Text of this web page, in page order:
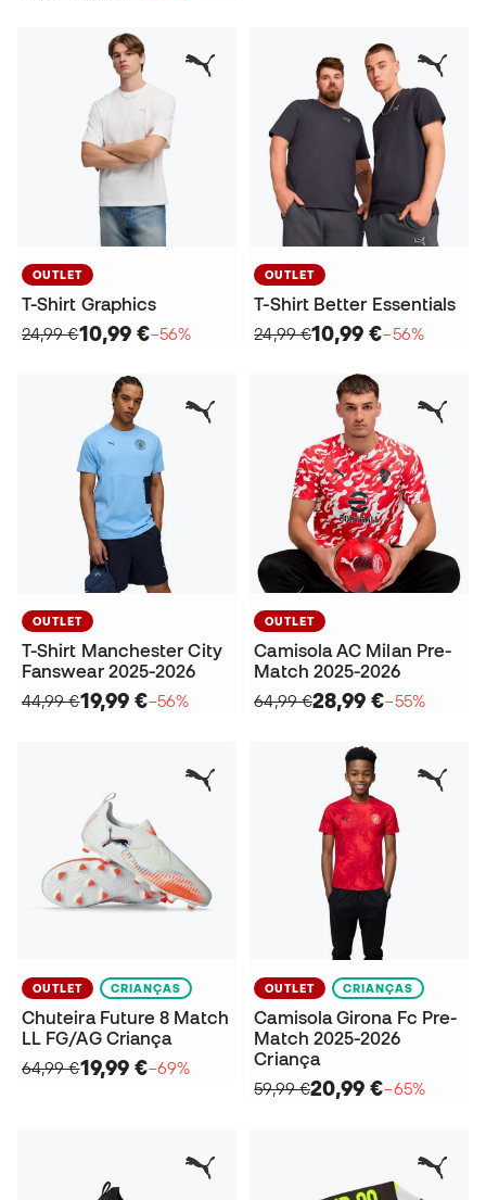
OUTLET
T-Shirt Graphics
24,99 €10,99 €−56%
OUTLET
T-Shirt Better Essentials
24,99 €10,99 €−56%
OUTLET
T-Shirt Manchester City
Fanswear 2025-2026
44,99 €19,99 €−56%
OUTLET
Camisola AC Milan Pre-
Match 2025-2026
64,99 €28,99 €−55%
OUTLET CRIANÇAS
Chuteira Future 8 Match
LL FG/AG Criança
64,99 €19,99 €−69%
OUTLET CRIANÇAS
Camisola Girona Fc Pre-
Match 2025-2026
Criança
59,99 €20,99 €−65%